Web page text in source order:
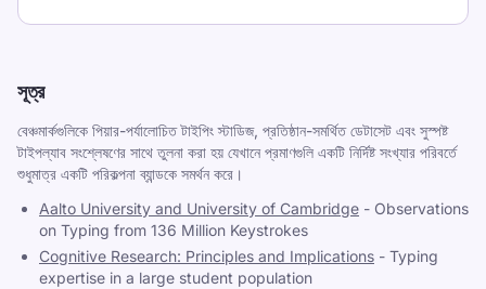
সূত্র
বেঞ্চমার্কগুলিকে পিয়ার-পর্যালোচিত টাইপিং স্টাডিজ, প্রতিষ্ঠান-সমর্থিত ডেটাসেট এবং সুস্পষ্ট
টাইপল্যাব সংশ্লেষণের সাথে তুলনা করা হয় যেখানে প্রমাণগুলি একটি নির্দিষ্ট সংখ্যার পরিবর্তে
শুধুমাত্র একটি পরিকল্পনা ব্যান্ডকে সমর্থন করে।
Aalto University and University of Cambridge - Observations
on Typing from 136 Million Keystrokes
Cognitive Research: Principles and Implications - Typing
expertise in a large student population